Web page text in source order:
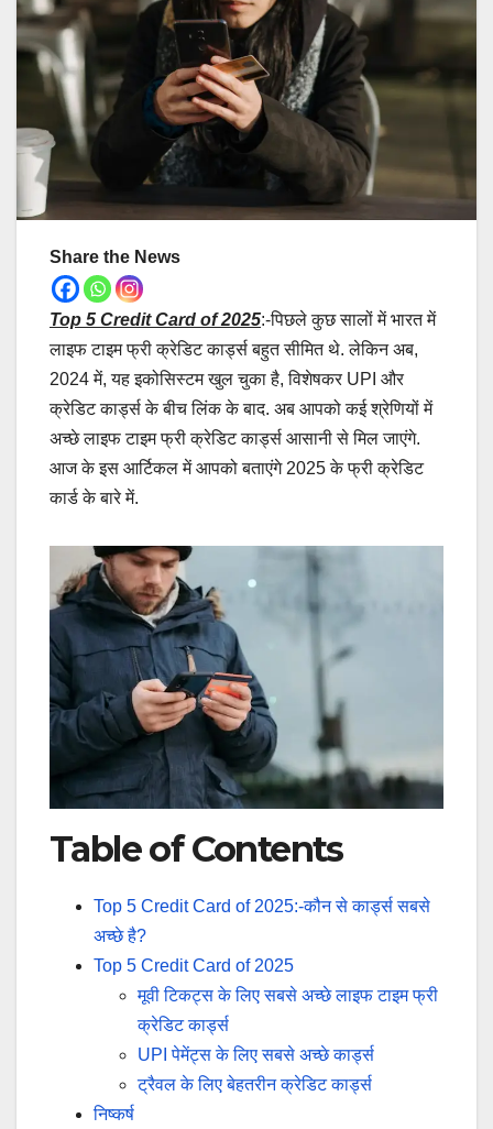
Share the News
Top 5 Credit Card of 2025:-पिछले कुछ सालों में भारत में
लाइफ टाइम फ्री क्रेडिट कार्ड्स बहुत सीमित थे. लेकिन अब,
2024 में, यह इकोसिस्टम खुल चुका है, विशेषकर UPI और
क्रेडिट कार्ड्स के बीच लिंक के बाद. अब आपको कई श्रेणियों में
अच्छे लाइफ टाइम फ्री क्रेडिट कार्ड्स आसानी से मिल जाएंगे.
आज के इस आर्टिकल में आपको बताएंगे 2025 के फ्री क्रेडिट
कार्ड के बारे में.
Table of Contents
Top 5 Credit Card of 2025:-कौन से कार्ड्स सबसे
अच्छे है?
Top 5 Credit Card of 2025
मूवी टिकट्स के लिए सबसे अच्छे लाइफ टाइम फ्री
क्रेडिट कार्ड्स
UPI पेमेंट्स के लिए सबसे अच्छे कार्ड्स
ट्रैवल के लिए बेहतरीन क्रेडिट कार्ड्स
निष्कर्ष